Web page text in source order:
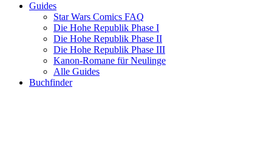
Guides
Star Wars Comics FAQ
Die Hohe Republik Phase I
Die Hohe Republik Phase II
Die Hohe Republik Phase III
Kanon-Romane für Neulinge
Alle Guides
Buchfinder